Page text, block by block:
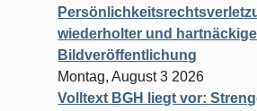
wiederholter und
Bildveröffentlichung
Montag, August 3 2026
Volltext BGH liegt vor: